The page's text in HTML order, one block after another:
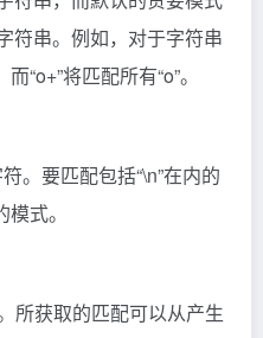
符串。例如，对于字符串
“o+”将匹配所有“o”。
。要匹配包括“\n”在内的
式。
所获取的匹配可以从产生